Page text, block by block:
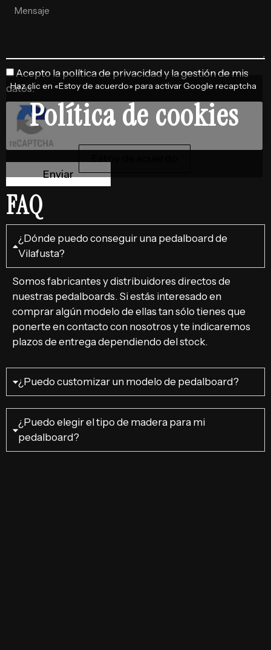
Acepto la política de privacidad y la gestión de mis
datos.
Haz clic en «Estoy de acuerdo» para activar Google recaptcha
Política de cookies
Enviar
FAQ
¿Dónde puedo conseguir una pedalboard de
Vilafusta?
Somos fabricantes y distribuidores directos de
nuestras pedalboards. Si estás interesado en
comprar algún modelo de ellas tan sólo tienes que
ponerte en contacto con nosotros y te indicaremos
plazos de entrega dependiendo del stock.
¿Puedo customizar un modelo de pedalboard?
¿Puedo elegir el tipo de madera para mi
pedalboard?